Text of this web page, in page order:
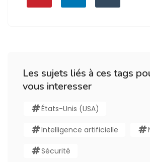
Les sujets liés à ces tags
vous interesser
États-Unis (USA)
Intelligence artificielle
Sécurité